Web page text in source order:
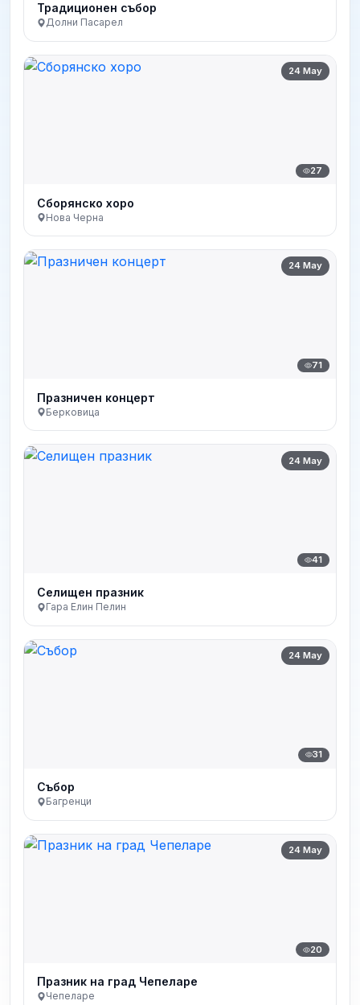
Традиционен събор
Долни Пасарел
24 May
27
Сборянско хоро
Нова Черна
24 May
71
Празничен концерт
Берковица
24 May
41
Селищен празник
Гара Елин Пелин
24 May
31
Събор
Багренци
24 May
20
Празник на град Чепеларе
Чепеларе